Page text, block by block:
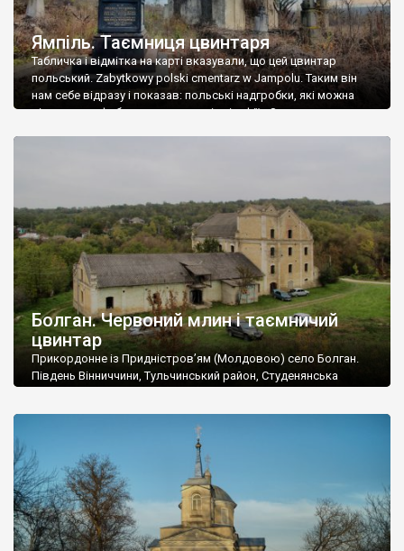
Ямпіль. Таємниця цвинтаря
Табличка і відмітка на карті вказували, що цей цвинтар
польський. Zabytkowy polski cmentarz w Jampolu. Таким він
нам себе відразу і показав: польські надгробки, які можна
віднести до фабричних, польські епітафії… Загалом цвинтар
Болган. Червоний млин і таємничий
цвинтар
Прикордонне із Придністров’ям (Молдовою) село Болган.
Південь Вінниччини, Тульчинський район, Студенянська
старовинний цвинтар із кам’яними хрестами. Всі епітафії, які
збереглися, написані кирилицею, церковнослов’янською
мовою. За всіма традиційними ознаками – цвинтар
український. Хрести датуються 19 століттям. У 1924-1940
роках Болган […]